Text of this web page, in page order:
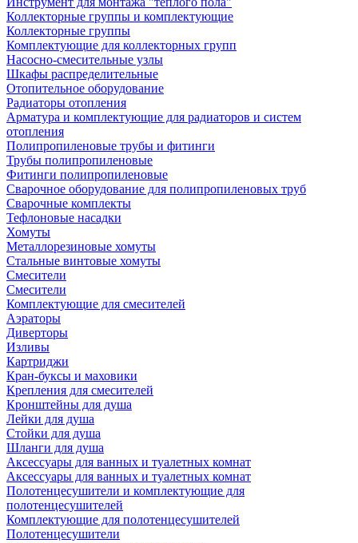
Коллекторные группы и комплектующие
Коллекторные группы
Комплектующие для коллекторных групп
Насосно-смесительные узлы
Шкафы распределительные
Отопительное оборудование
Радиаторы отопления
Арматура и комплектующие для радиаторов и систем
отопления
Полипропиленовые трубы и фитинги
Трубы полипропиленовые
Фитинги полипропиленовые
Сварочное оборудование для полипропиленовых труб
Сварочные комплекты
Тефлоновые насадки
Хомуты
Металлорезиновые хомуты
Стальные винтовые хомуты
Смесители
Смесители
Комплектующие для смесителей
Аэраторы
Диверторы
Изливы
Картриджи
Кран-буксы и маховики
Крепления для смесителей
Кронштейны для душа
Лейки для душа
Стойки для душа
Шланги для душа
Аксессуары для ванных и туалетных комнат
Аксессуары для ванных и туалетных комнат
Полотенцесушители и комплектующие для
полотенцесушителей
Комплектующие для полотенцесушителей
Полотенцесушители